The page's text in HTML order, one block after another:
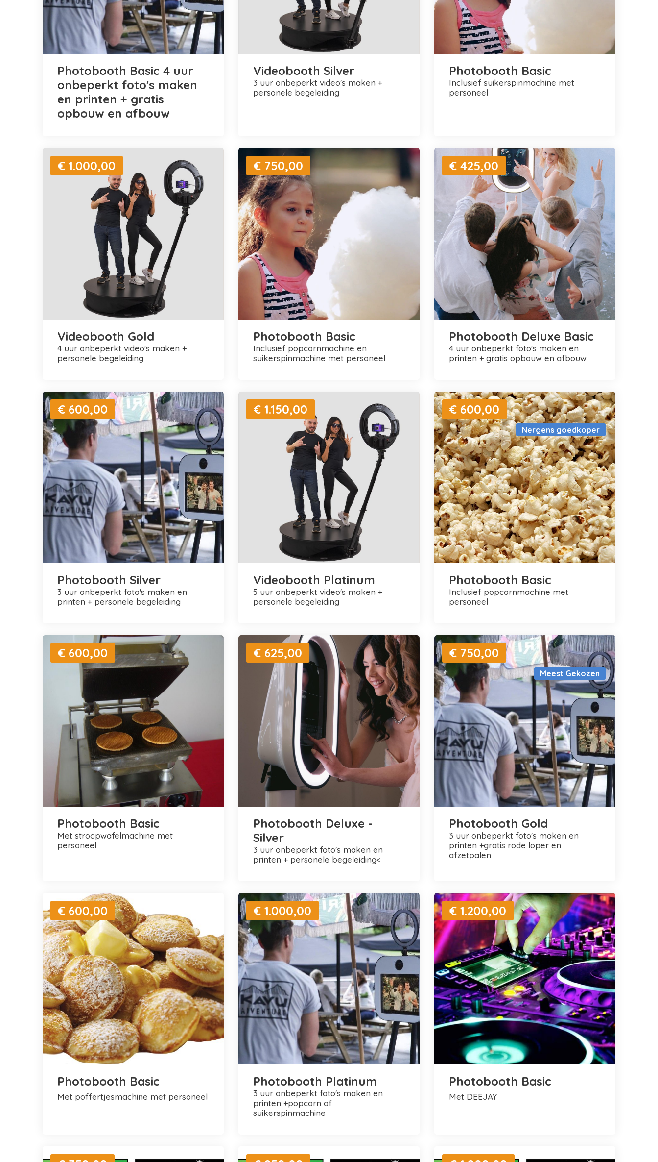
Photobooth Basic 4 uur
onbeperkt foto's maken
en printen + gratis
opbouw en afbouw
Videobooth Silver
3 uur onbeperkt video's maken +
personele begeleiding
Photobooth Basic
inclusief suikerspinmachine met
personeel
€ 1.000,00
Videobooth Gold
4 uur onbeperkt video's maken +
personele begeleiding
€ 750,00
Photobooth Basic
inclusief popcornmachine en
suikerspinmachine met personeel
€ 425,00
Photobooth Deluxe Basic
4 uur onbeperkt foto's maken en
printen + gratis opbouw en afbouw
€ 600,00
Photobooth Silver
3 uur onbeperkt foto's maken en
printen + personele begeleiding
€ 1.150,00
Videobooth Platinum
5 uur onbeperkt video's maken +
personele begeleiding
Nergens goedkoper
€ 600,00
Photobooth Basic
inclusief popcornmachine met
personeel
€ 600,00
Photobooth Basic
met stroopwafelmachine met
personeel
€ 625,00
Photobooth Deluxe -
Silver
3 uur onbeperkt foto's maken en
printen + personele begeleiding<
Meest Gekozen
€ 750,00
Photobooth Gold
3 uur onbeperkt foto's maken en
printen +gratis rode loper en
afzetpalen
€ 600,00
Photobooth Basic
met poffertjesmachine met personeel
€ 1.000,00
Photobooth Platinum
3 uur onbeperkt foto's maken en
printen +popcorn of
suikerspinmachine
€ 1.200,00
Photobooth Basic
met DEEJAY